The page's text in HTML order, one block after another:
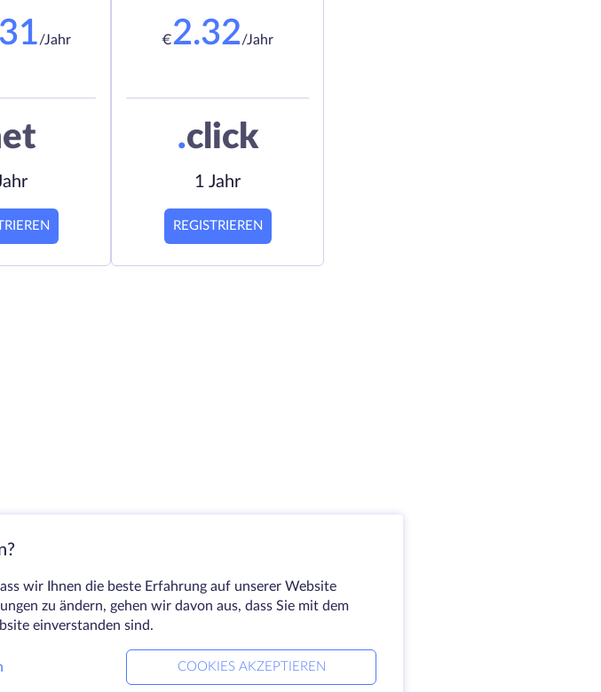
/Jahr €2.32/Jahr
.click
1 Jahr
REGISTRIEREN
wir Ihnen die beste Erfahrung auf unserer Website
zu ändern, gehen wir davon aus, dass Sie mit dem
einverstanden sind.
COOKIES AKZEPTIEREN